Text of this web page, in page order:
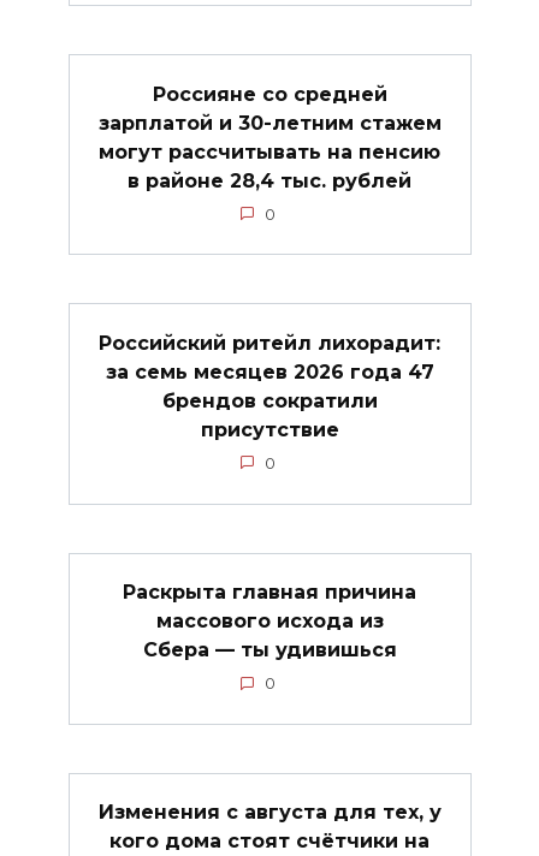
Россияне со средней
зарплатой и 30-летним стажем
могут рассчитывать на пенсию
в районе 28,4 тыс. рублей
0
Российский ритейл лихорадит:
за семь месяцев 2026 года 47
брендов сократили
присутствие
0
Раскрыта главная причина
массового исхода из
Сбера — ты удивишься
0
Изменения с августа для тех, у
кого дома стоят счётчики на